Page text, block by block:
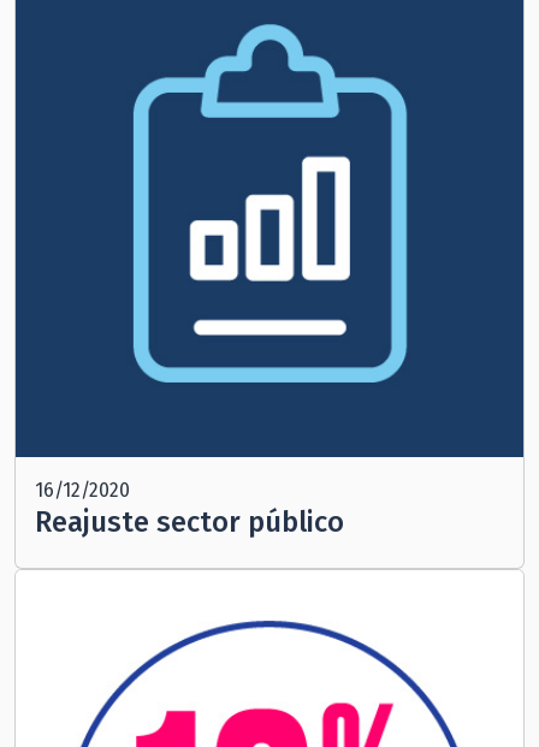
16/12/2020
Reajuste sector público